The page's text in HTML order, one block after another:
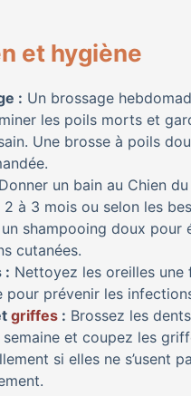
et hygiène
: Un brossage
les poils morts et
Une brosse à poils
Donner un bain au Chien
à 3 mois ou selon les
shampooing doux pour
cutanées.
: Nettoyez les oreilles une
pour prévenir les
griffes : Brossez les
et coupez les
si elles ne s’usent